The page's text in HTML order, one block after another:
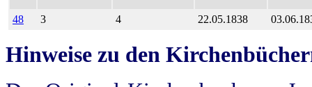
48 3 4 22.05.1838
Hinweise zu den